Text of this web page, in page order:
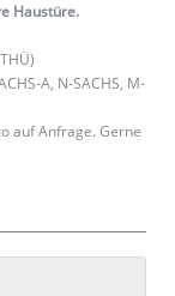
Haustüre.
A, N-SACHS, M-
auf Anfrage. Gerne